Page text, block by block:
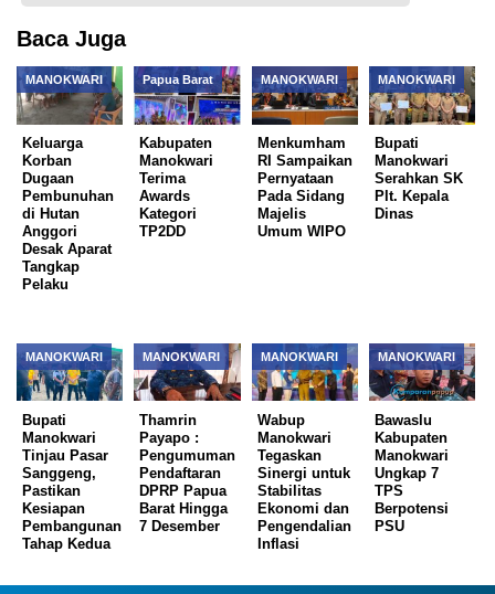
Baca Juga
MANOKWARI
Keluarga
Korban
Dugaan
Pembunuhan
di Hutan
Anggori
Desak Aparat
Tangkap
Pelaku
Papua Barat
Kabupaten
Manokwari
Terima
Awards
Kategori
TP2DD
MANOKWARI
Menkumham
RI Sampaikan
Pernyataan
Pada Sidang
Majelis
Umum WIPO
MANOKWARI
Bupati
Manokwari
Serahkan SK
Plt. Kepala
Dinas
MANOKWARI
Bupati
Manokwari
Tinjau Pasar
Sanggeng,
Pastikan
Kesiapan
Pembangunan
Tahap Kedua
MANOKWARI
Thamrin
Payapo :
Pengumuman
Pendaftaran
DPRP Papua
Barat Hingga
7 Desember
MANOKWARI
Wabup
Manokwari
Tegaskan
Sinergi untuk
Stabilitas
Ekonomi dan
Pengendalian
Inflasi
MANOKWARI
Bawaslu
Kabupaten
Manokwari
Ungkap 7
TPS
Berpotensi
PSU